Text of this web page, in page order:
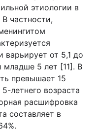
этиологии в
частности,
варьирует от 5,1 до
младше 5 лет [11]. В
превышает 15
летнего возраста
расшифровка
составляет в